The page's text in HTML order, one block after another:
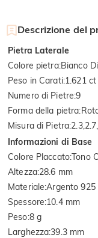
Descrizione del
Pietra Laterale
Colore pietra:Bianco
Peso in Carati:1.621 ct
Numero di Pietre:9
Forma della pietra:
Misura di Pietra:
Informazioni di Base
Colore Placcato:Tono
Altezza:28.6 mm
Materiale:Argento 925
Spessore:10.4 mm
Peso:8 g
Larghezza:39.3 mm